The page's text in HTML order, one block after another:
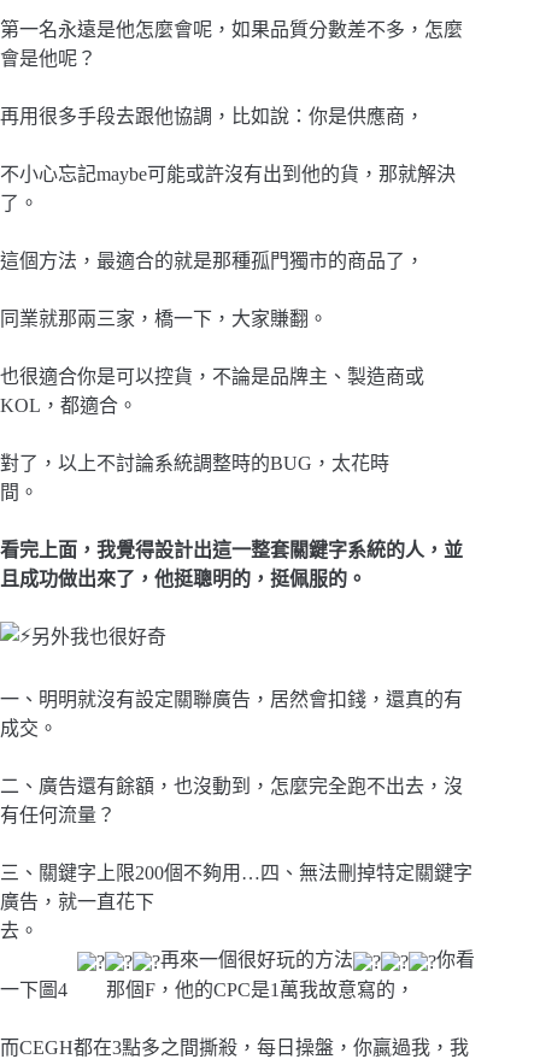
第一名永遠是他怎麼會呢，如果品質分數差不多，怎麼
會是他呢？
再用很多手段去跟他協調，比如說：你是供應商，
不小心忘記maybe可能或許沒有出到他的貨，那就解決
了。
這個方法，最適合的就是那種孤門獨市的商品了，
同業就那兩三家，橋一下，大家賺翻。
也很適合你是可以控貨，不論是品牌主、製造商或
KOL，都適合。
對了，以上不討論系統調整時的BUG，太花時
間。
看完上面，我覺得設計出這一整套關鍵字系統的人，並
且成功做出來了，他挺聰明的，挺佩服的。
另外我也很好奇
一、明明就沒有設定關聯廣告，居然會扣錢，還真的有
成交。
二、廣告還有餘額，也沒動到，怎麼完全跑不出去，沒
有任何流量？
三、關鍵字上限200個不夠用…四、無法刪掉特定關鍵字
廣告，就一直花下
去。
再來一個很好玩的方法
你看
一下圖4 那個F，他的CPC是1萬我故意寫的，
而CEGH都在3點多之間撕殺，每日操盤，你贏過我，我